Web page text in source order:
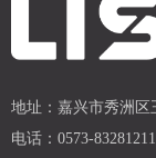
地址： 嘉兴市秀洲区
电话： 0573-83281211